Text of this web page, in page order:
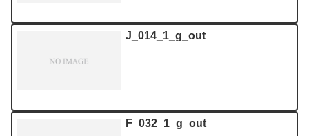
J_014_1_g_out
F_032_1_g_out